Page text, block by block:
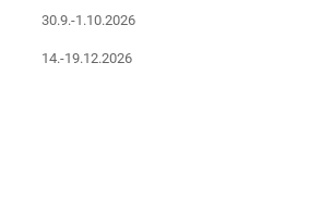
30.9.-1.10.2026
14.-19.12.2026